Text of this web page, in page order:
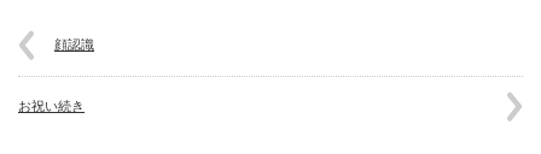
顔認識
お祝い続き